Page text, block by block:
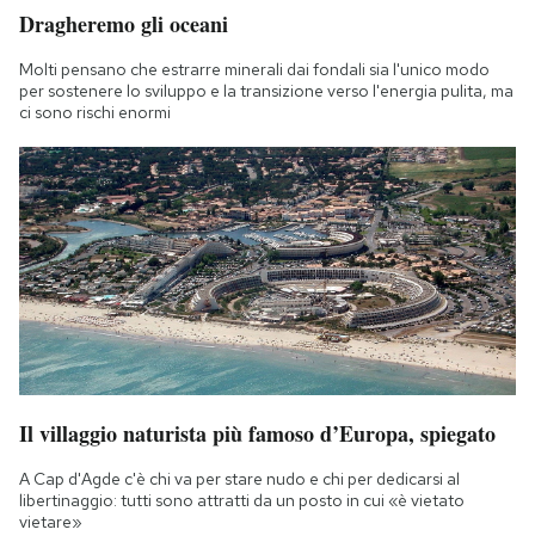
Dragheremo gli oceani
Molti pensano che estrarre minerali dai fondali sia l'unico modo
per sostenere lo sviluppo e la transizione verso l'energia pulita, ma
ci sono rischi enormi
Il villaggio naturista più famoso d’Europa, spiegato
A Cap d'Agde c'è chi va per stare nudo e chi per dedicarsi al
libertinaggio: tutti sono attratti da un posto in cui «è vietato
vietare»